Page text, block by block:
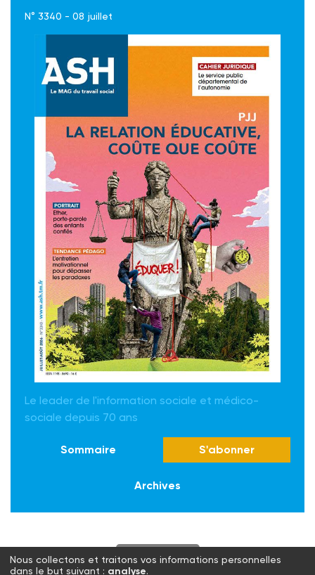
N° 3340 - 08 juillet
Le leader de l'information sociale et médico-
sociale depuis 70 ans
Sommaire S'abonner
Archives
S'abonner
Nous collectons et traitons vos informations personnelles
dans le but suivant : analyse.